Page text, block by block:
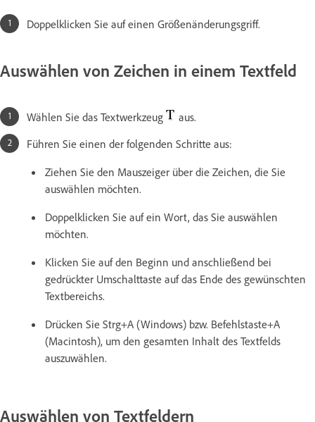
Doppelklicken Sie auf einen Größenänderungsgriff.
Auswählen von Zeichen in einem Textfeld
Wählen Sie das Textwerkzeug
aus.
Führen Sie einen der folgenden Schritte aus:
Ziehen Sie den Mauszeiger über die Zeichen, die Sie
auswählen möchten.
Doppelklicken Sie auf ein Wort, das Sie auswählen
möchten.
Klicken Sie auf den Beginn und anschließend bei
gedrückter Umschalttaste auf das Ende des gewünschten
Textbereichs.
Drücken Sie Strg+A (Windows) bzw. Befehlstaste+A
(Macintosh), um den gesamten Inhalt des Textfelds
auszuwählen.
Auswählen von Textfeldern